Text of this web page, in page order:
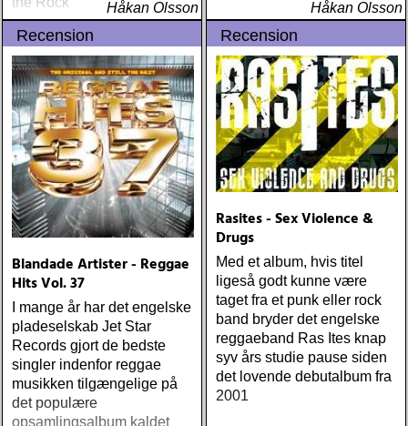
Håkan Olsson Håkan Olsson
Recension
Blandade Artister - Reggae
Hits Vol. 37
I mange år har det engelske
pladeselskab Jet Star
Records gjort de bedste
singler indenfor reggae
musikken tilgængelige på
det populære
opsamlingsalbum kaldet
Recension
Rasites - Sex Violence &
Drugs
Med et album, hvis titel
ligeså godt kunne være
taget fra et punk eller rock
band bryder det engelske
reggaeband Ras Ites knap
syv års studie pause siden
det lovende debutalbum fra
2001